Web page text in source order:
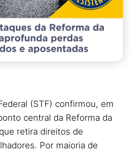
(STF) confirmou, em
central da Reforma da
retira direitos de
Por maioria de